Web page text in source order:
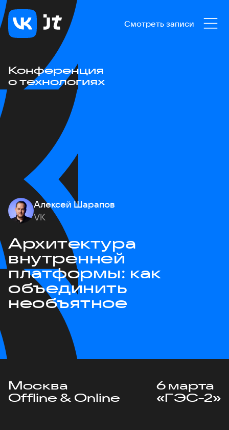
Смотреть записи
Конференция
о технологиях
Алексей Шарапов
VK
Архитектура
внутренней
платформы: как
объединить
необъятное
Москва
Offline & Online
6 марта
«ГЭС-2»